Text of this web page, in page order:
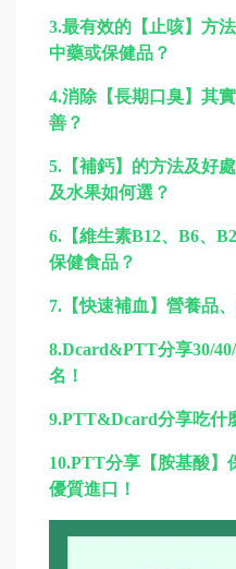
3.最有效的【止咳】方
中藥或保健品？
4.消除【長期口臭】其
善？
5. 【補鈣】的方法及好
及水果如何選？
6. 【維生素B12、B6、
保健食品？
7. 【快速補血】營養品
8.Dcard&PTT分享30/
名！
9.PTT&Dcard分享吃什
10.PTT分享【胺基酸】
優質進口！